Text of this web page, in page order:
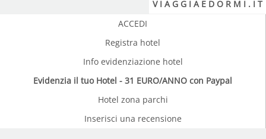
V I A G G I A E D O R M I . I T
ACCEDI
Registra hotel
Info evidenziazione hotel
Evidenzia il tuo Hotel - 31 EURO/ANNO con Paypal
Hotel zona parchi
Inserisci una recensione